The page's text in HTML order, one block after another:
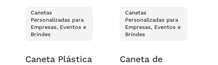
Canetas
Personalizadas para
Empresas, Eventos e
Brindes
Caneta Plástica
Canetas
Personalizadas para
Empresas, Eventos e
Brindes
Caneta de